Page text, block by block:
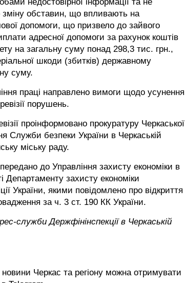
зміну обставин, що впливають на
допомоги, що призвело до зайвого
адресної допомоги за рахунок коштів
на загальну суму понад 298,3 тис. грн.,
шкоди (збитків) державному
суму.
праці направлено вимоги щодо усунення
порушень.
проінформовано прокуратуру Черкаської
Служби безпеки України в Черкаській
міську раду.
передано до Управління захисту економіки в
Департаменту захисту економіки
України, якими повідомлено про відкриття
за ч. 3 ст. 190 КК України.
служби Держфінінспекції в Черкаській
новини Черкас та регіону можна отримувати